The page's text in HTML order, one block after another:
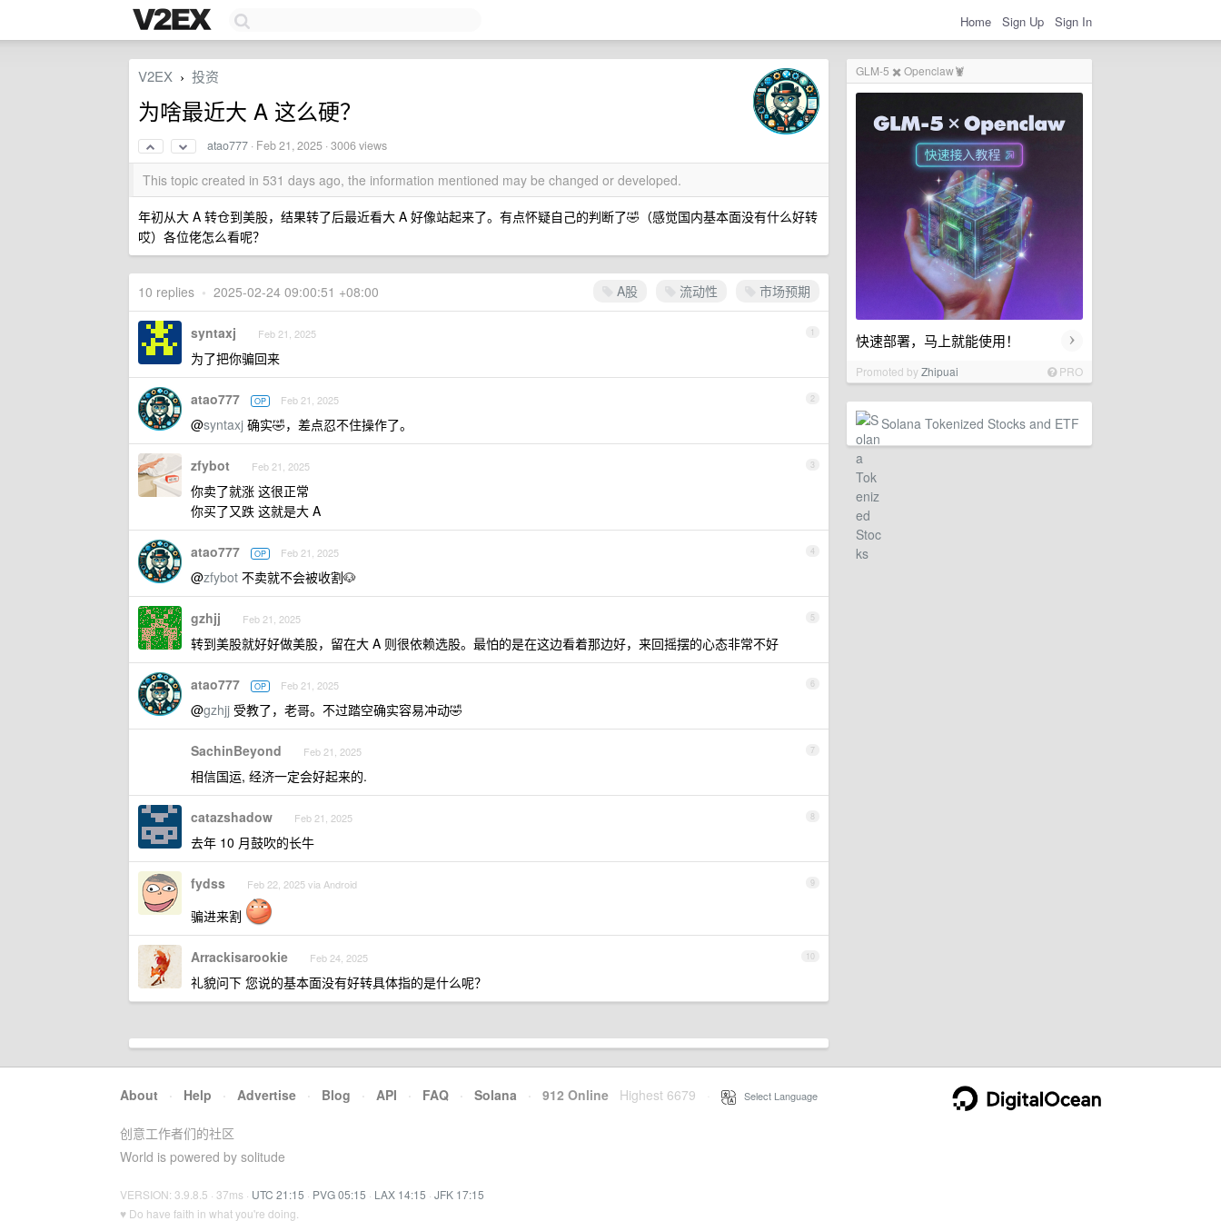
Home Sign Up Sign In
GLM-5 ✖️ Openclaw🦞
快速部署，马上就能使用！ ›
Promoted byZhipuai PRO
Solana Tokenized Stocks and ETF
V2EX › 投资
为啥最近大 A 这么硬？
atao777 · Feb 21, 2025 · 3006 views
This topic created in 531 days ago, the information mentioned may be changed or developed.
年初从大 A 转仓到美股，结果转了后最近看大 A 好像站起来了。有点怀疑自己的判断了🤣（感觉国内基本面没有什么好转
哎）各位佬怎么看呢？
A股 流动性 市场预期
10 replies • 2025-02-24 09:00:51 +08:00
1
syntaxj Feb 21, 2025
为了把你骗回来
2
atao777 OP Feb 21, 2025
@syntaxj 确实🤣，差点忍不住操作了。
3
zfybot Feb 21, 2025
你卖了就涨 这很正常
你买了又跌 这就是大 A
4
atao777 OP Feb 21, 2025
@zfybot 不卖就不会被收割🐶
5
gzhjj Feb 21, 2025
转到美股就好好做美股，留在大 A 则很依赖选股。最怕的是在这边看着那边好，来回摇摆的心态非常不好
6
atao777 OP Feb 21, 2025
@gzhjj 受教了，老哥。不过踏空确实容易冲动🤣
7
SachinBeyond Feb 21, 2025
相信国运, 经济一定会好起来的.
8
catazshadow Feb 21, 2025
去年 10 月鼓吹的长牛
9
fydss Feb 22, 2025 via Android
骗进来割
10
Arrackisarookie Feb 24, 2025
礼貌问下 您说的基本面没有好转具体指的是什么呢？
About · Help · Advertise · Blog · API · FAQ · Solana · 912 Online Highest 6679 Select Language
创意工作者们的社区
World is powered by solitude
VERSION: 3.9.8.5 · 37ms · UTC 21:15 · PVG 05:15 · LAX 14:15 · JFK 17:15
♥ Do have faith in what you're doing.